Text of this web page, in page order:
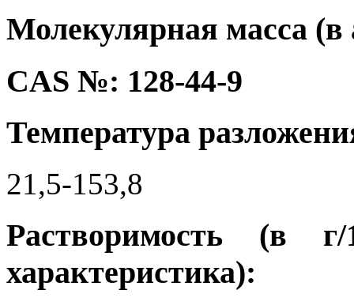
Молекулярная масса (в
CAS №: 128-44-9
Температура
21,5-153,8
Растворимость (в
характеристика):